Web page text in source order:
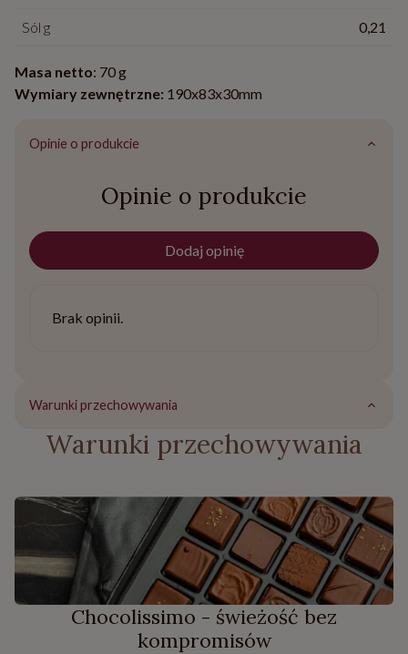
Sól g 0,21
Masa netto: 70 g
Wymiary zewnętrzne: 190x83x30mm
Opinie o produkcie
Opinie o produkcie
Dodaj opinię
Brak opinii.
Warunki przechowywania
Warunki przechowywania
Chocolissimo - świeżość bez
kompromisów